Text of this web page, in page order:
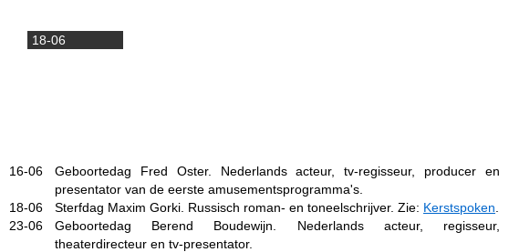
18-06
16-06
Geboortedag Fred Oster. Nederlands acteur, tv-regisseur, producer en
presentator van de eerste amusementsprogramma's.
18-06
Sterfdag Maxim Gorki. Russisch roman- en toneelschrijver. Zie: Kerstspoken
23-06
Geboortedag Berend Boudewijn. Nederlands acteur, regisseur,
theaterdirecteur en tv-presentator.